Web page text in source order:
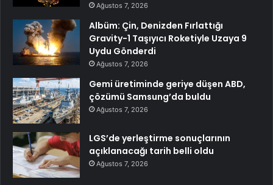
Ağustos 7, 2026
Albüm: Çin, Denizden Fırlattığı
Gravity-1 Taşıyıcı Roketiyle Uzaya 9
Uydu Gönderdi
Ağustos 7, 2026
Gemi üretiminde geriye düşen ABD,
çözümü Samsung’da buldu
Ağustos 7, 2026
LGS’de yerleştirme sonuçlarının
açıklanacağı tarih belli oldu
Ağustos 7, 2026